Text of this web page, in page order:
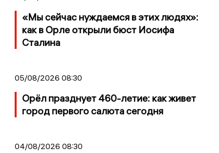
«Мы сейчас нуждаемся в этих людях»:
как в Орле открыли бюст Иосифа
Сталина
05/08/2026 08:30
Орёл празднует 460-летие: как живет
город первого салюта сегодня
04/08/2026 08:30